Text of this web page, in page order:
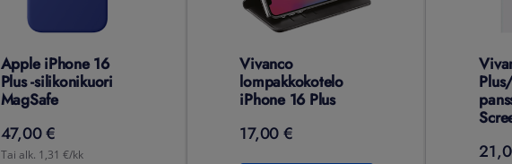
Apple iPhone 16
Plus -silikonikuori
MagSafe
47,00 €
Tai alk. 1,31 €/kk
Vivanco
lompakkokotelo
iPhone 16 Plus
17,00 €